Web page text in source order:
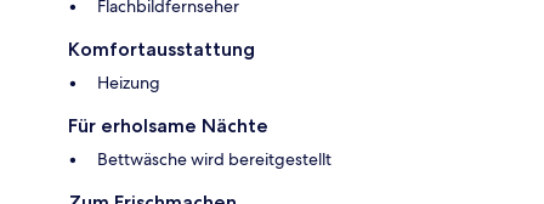
Flachbildfernseher
Komfortausstattung
Heizung
Für erholsame Nächte
Bettwäsche wird bereitgestellt